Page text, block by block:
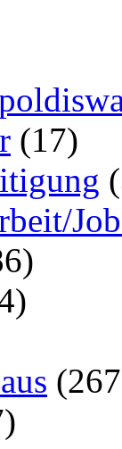
(17)